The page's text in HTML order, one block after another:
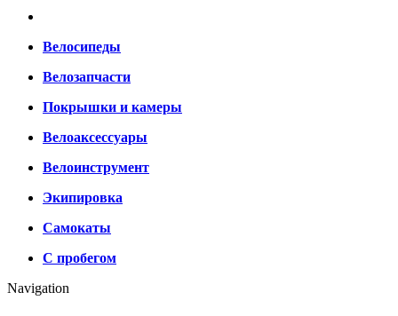
Велосипеды
Велозапчасти
Покрышки и камеры
Велоаксессуары
Велоинструмент
Экипировка
Самокаты
С пробегом
Navigation